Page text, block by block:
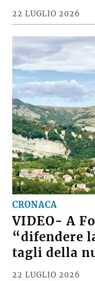
22 LUGLIO 2026
CRONACA
VIDEO- A
“difendere
tagli della
22 LUGLIO 2026